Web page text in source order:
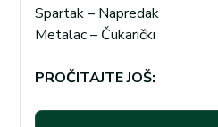
Spartak – Napredak
Metalac – Čukarički
PROČITAJTE JOŠ: